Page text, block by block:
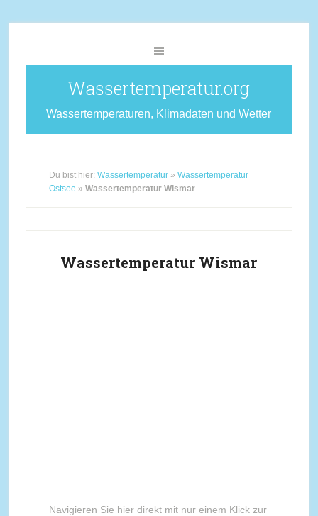
Wassertemperatur.org
Wassertemperaturen, Klimadaten und Wetter
Du bist hier: Wassertemperatur» Wassertemperatur
Ostsee » Wassertemperatur Wismar
Wassertemperatur Wismar
Navigieren Sie hier direkt mit nur einem Klick zur